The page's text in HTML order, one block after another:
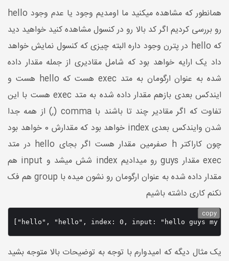
همانطور که مشاهده میکنید ما اومدیم وجود یا عدم وجود hello
رو بررسی کردیم اگر کد بالا رو در کنسول مشاهده کنید خواهید دید
که hello در پترن وجود داره البته چیزی که کنسول نمایش خواهد
داد یک ارایه خواهد بود که شامل مقادیری از جمله مقدار داده
شده به عنوان ارگومان به متد exec هست که hello هست و
ایندکس بعدی بازهم مقدار داده شده به متد exec هست با این
تفاوت که اگر مقادیر چند تا باشند با comma (,) از همه جدا
شدن وایندکس بعدی index خواهد بود که مقدارش 0 خواهد بود
چون کاراکتر h صفرمین مقدار هست اگر بجای hello در متد
exec مقدار guys رو میدادیم index شش میشد و input هم
مقدار داده شده به عنوان ارگومان رو نشون میده با group هم فک
نکنم کاری داشته باشیم
copy
یک مثال دیگه که امیدوارم با توجه به توضیحات بالا متوجه بشید